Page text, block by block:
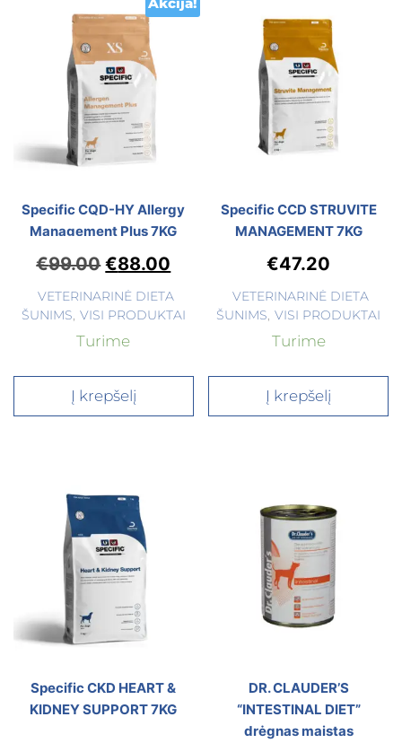
Akcija!
Specific CQD-HY Allergy
Management Plus 7KG
€99.00 €88.00
VETERINARINĖ DIETA
ŠUNIMS VISI PRODUKTAI
Turime
Į krepšelį
Specific CCD STRUVITE
MANAGEMENT 7KG
€47.20
VETERINARINĖ DIETA
ŠUNIMS VISI PRODUKTAI
Turime
Į krepšelį
Specific CKD HEART &
KIDNEY SUPPORT 7KG
DR. CLAUDER’S
“INTESTINAL DIET”
drėgnas maistas